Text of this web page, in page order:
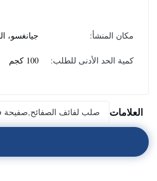
مكان المنشأ: جيانغسو،
كمية الحد الأدنى للطلب: 100 كجم
العلامات صلب لفائف الصفائح,صفيحة